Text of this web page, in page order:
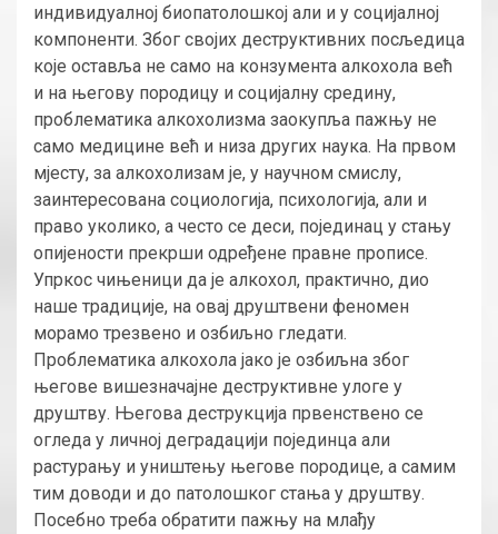
индивидуалној биопатолошкој али и у социјалној
компоненти. Због својих деструктивних посљедица
које оставља не само на конзумента алкохола већ
и на његову породицу и социјалну средину,
проблематика алкохолизма заокупља пажњу не
само медицине већ и низа других наука. На првом
мјесту, за алкохолизам је, у научном смислу,
заинтересована социологија, психологија, али и
право уколико, а често се деси, појединац у стању
опијености прекрши одређене правне прописе.
Упркос чињеници да је алкохол, практично, дио
наше традиције, на овај друштвени феномен
морамо трезвено и озбиљно гледати.
Проблематика алкохола јако је озбиљна због
његове вишезначајне деструктивне улоге у
друштву. Његова деструкција првенствено се
огледа у личној деградацији појединца али
растурању и уништењу његове породице, а самим
тим доводи и до патолошког стања у друштву.
Посебно треба обратити пажњу на млађу